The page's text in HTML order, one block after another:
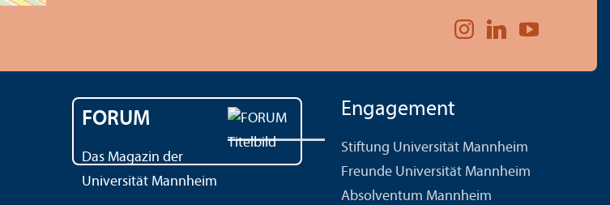
FORUM
Das Magazin der
Universität Mannheim
Engagement
Stiftung Universität Mannheim
Freunde Universität Mannheim
Absolventum Mannheim